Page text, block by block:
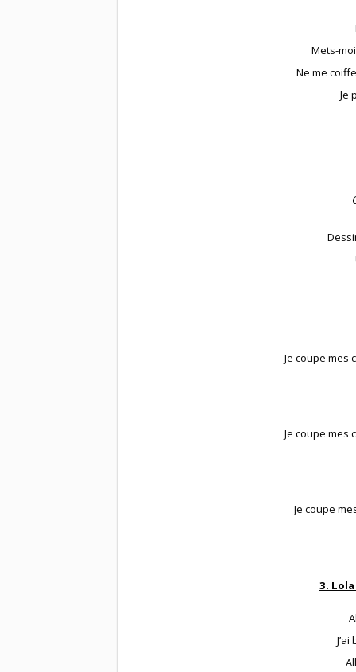
Mets-
Ne me
Je
Je coupe mes
Je coupe mes
Je coupe
3.